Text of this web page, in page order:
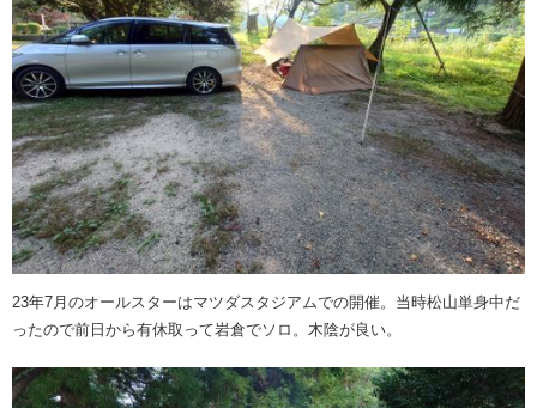
23年7月のオールスターはマツダスタジアムでの開催。当時松山単身中だ
ったので前日から有休取って岩倉でソロ。木陰が良い。